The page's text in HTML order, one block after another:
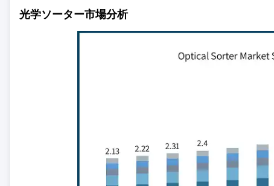
光学ソーター市場分析